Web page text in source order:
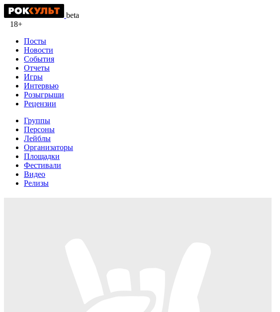
beta
18+
Посты
Новости
События
Отчеты
Игры
Интервью
Розыгрыши
Рецензии
Группы
Персоны
Лейблы
Организаторы
Площадки
Фестивали
Видео
Релизы